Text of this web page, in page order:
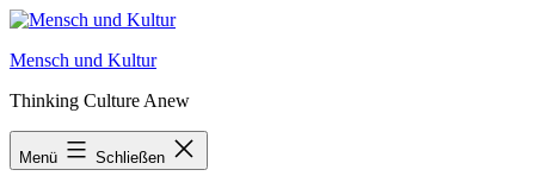
Zum
springen
Mensch und Kultur
Thinking Culture Anew
Menü Schließen